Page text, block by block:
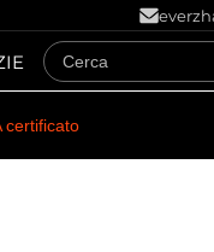
certificato